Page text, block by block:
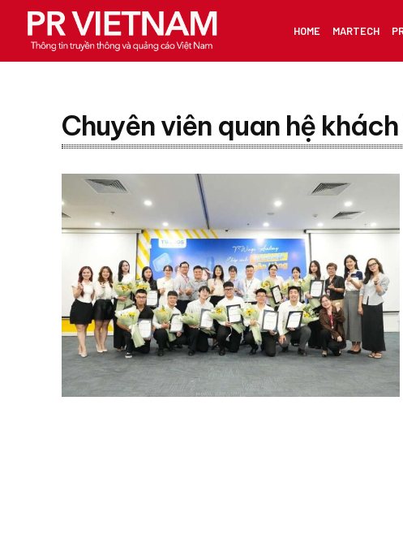
HOME MARTECH
Chuyên viên quan hệ